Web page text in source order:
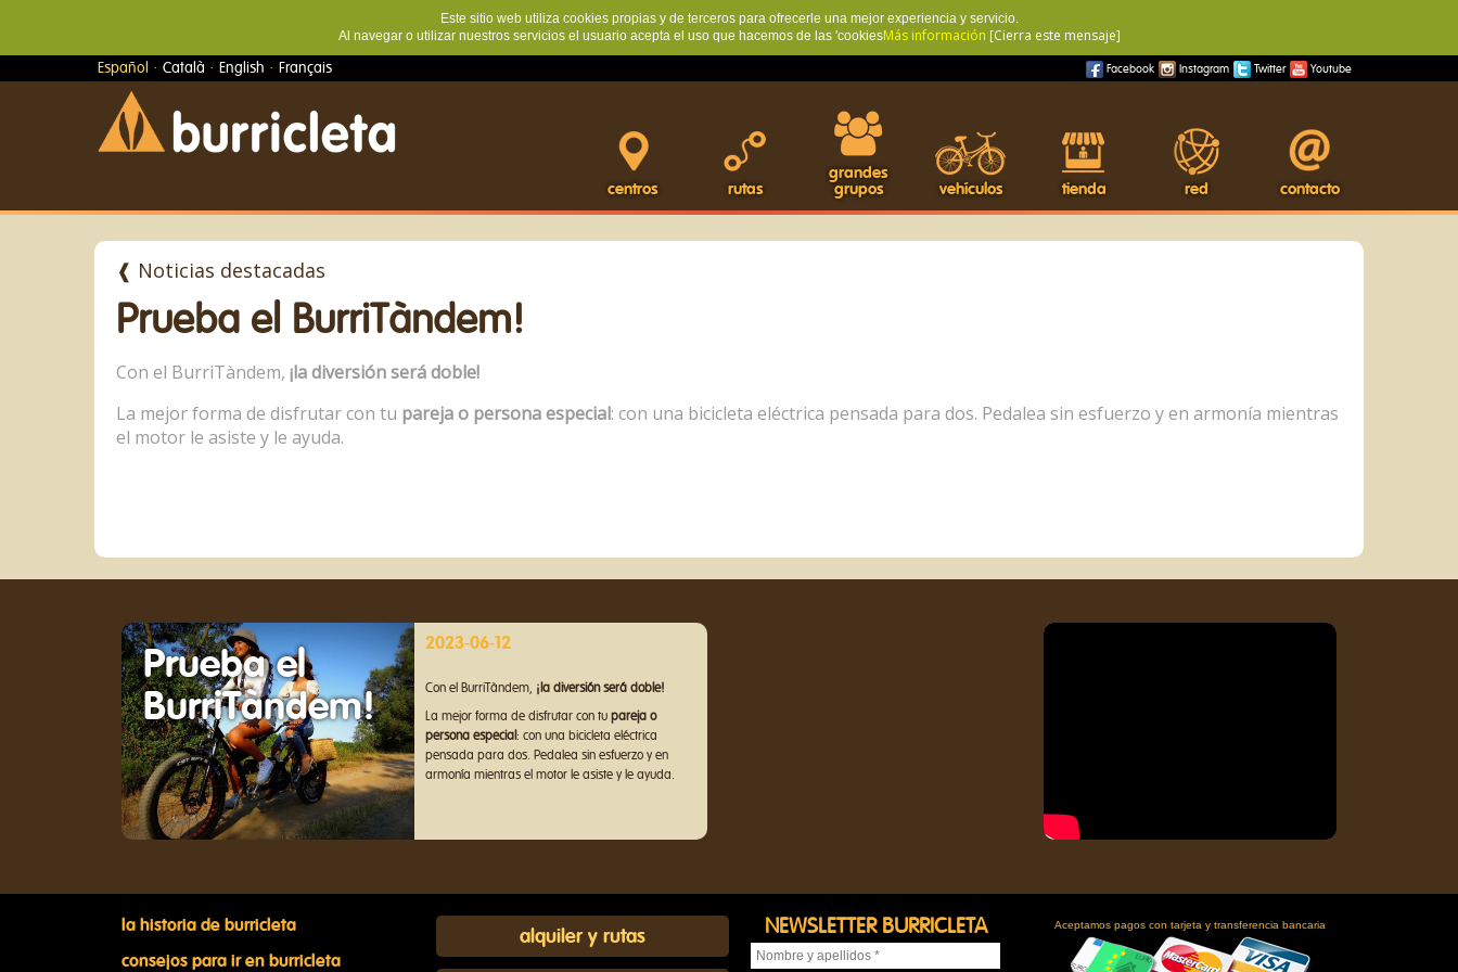
Este sitio web utiliza cookies propias y de terceros para ofrecerle una mejor experiencia y servicio.
Al navegar o utilizar nuestros servicios el usuario acepta el uso que hacemos de las 'cookiesMás información [Cierra este mensaje]
Español · Català · English · Français Facebook Instagram Twitter Youtube
centros rutas
grandes
grupos
vehículos tienda red contacto
❰ Noticias destacadas
Prueba el BurriTàndem!
Con el BurriTàndem, ¡la diversión será doble!
La mejor forma de disfrutar con tu pareja o persona especial: con una bicicleta eléctrica pensada para dos. Pedalea sin esfuerzo y en armonía mientras
el motor le asiste y le ayuda.
Prueba el
BurriTàndem!
2023-06-12
Con el BurriTàndem, ¡la diversión será doble!
La mejor forma de disfrutar con tu pareja o
persona especial : con una bicicleta eléctrica
pensada para dos. Pedalea sin esfuerzo y en
armonía mientras el motor le asiste y le ayuda.
la historia de burricleta
consejos para ir en burricleta
alquiler y rutas NEWSLETTER BURRICLETA Aceptamos pagos con tarjeta y transferencia bancaria